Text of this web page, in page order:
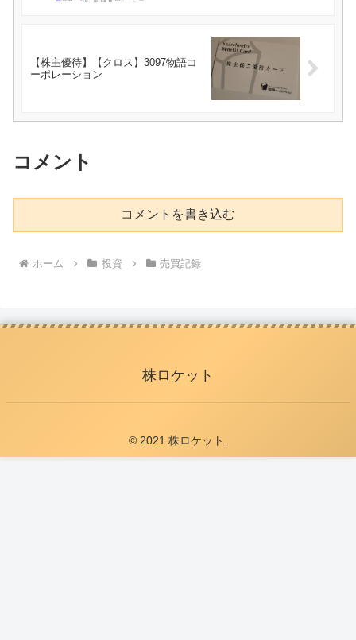
【株主優待】【クロス】3097物語コ
ーポレーション
コメント
コメントを書き込む
ホーム 投資 売買記録
株ロケット
© 2021 株ロケット.